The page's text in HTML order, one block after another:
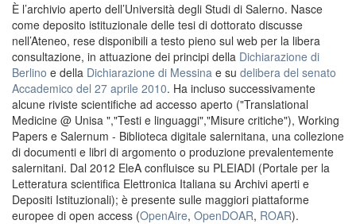
È l’archivio aperto dell’Università degli Studi di Salerno. Nasce
come deposito istituzionale delle tesi di dottorato discusse
nell’Ateneo, rese disponibili a testo pieno sul web per la libera
consultazione, in attuazione dei principi della Dichiarazione di
Berlino e della Dichiarazione di Messina e su delibera del senato
Accademico del 27 aprile 2010. Ha incluso successivamente
alcune riviste scientifiche ad accesso aperto ("Translational
Medicine @ Unisa ","Testi e linguaggi","Misure critiche"), Working
Papers e Salernum - Biblioteca digitale salernitana, una collezione
di documenti e libri di argomento o produzione prevalentemente
salernitani. Dal 2012 EleA confluisce su PLEIADI (Portale per la
Letteratura scientifica Elettronica Italiana su Archivi aperti e
Depositi Istituzionali); è presente sulle maggiori piattaforme
europee di open access (OpenAire, OpenDOAR, ROAR).